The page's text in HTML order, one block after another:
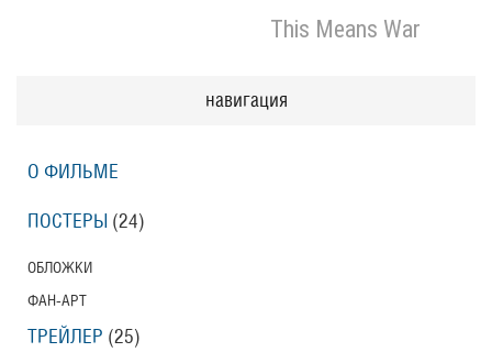
This Means War
навигация
О ФИЛЬМЕ
ПОСТЕРЫ (24)
ОБЛОЖКИ
ФАН-АРТ
ТРЕЙЛЕР (25)